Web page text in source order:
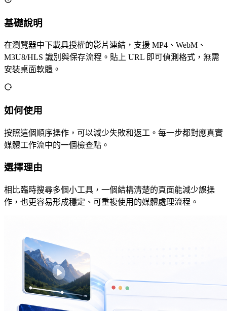
基礎說明
在瀏覽器中下載具授權的影片連結，支援 MP4、WebM、
M3U8/HLS 識別與保存流程。貼上 URL 即可偵測格式，無需
安裝桌面軟體。
如何使用
按照這個順序操作，可以減少失敗和返工。每一步都對應真實
媒體工作流中的一個檢查點。
選擇理由
相比臨時搜尋多個小工具，一個結構清楚的頁面能減少誤操
作，也更容易形成穩定、可重複使用的媒體處理流程。